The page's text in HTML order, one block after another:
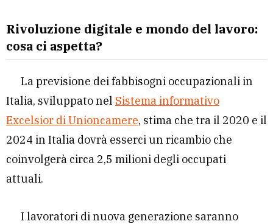
Rivoluzione digitale e mondo del lavoro:
cosa ci aspetta?
La previsione dei fabbisogni occupazionali in
Italia, sviluppato nel Sistema informativo
Excelsior di Unioncamere, stima che tra il 2020 e il
2024 in Italia dovrà esserci un ricambio che
coinvolgerà circa 2,5 milioni degli occupati
attuali.
I lavoratori di nuova generazione saranno